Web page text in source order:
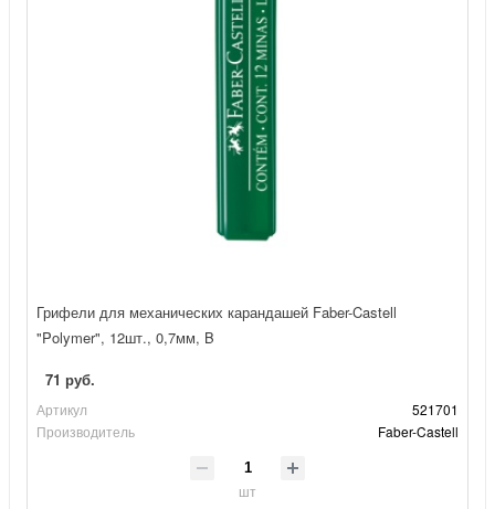
Грифели для механических карандашей Faber-Castell
"Polymer", 12шт., 0,7мм, B
71 руб.
Артикул
521701
Производитель
Faber-Castell
шт